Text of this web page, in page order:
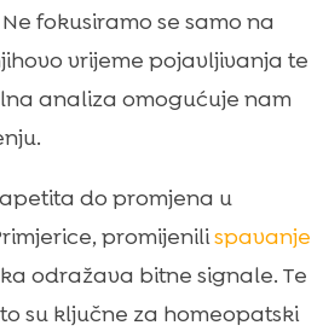
fokusiramo se samo na
vrijeme pojavljivanja te
analiza omogućuje nam
do promjena u
promijenilispavanje
odražava bitne signale. Te
su ključne za homeopatski